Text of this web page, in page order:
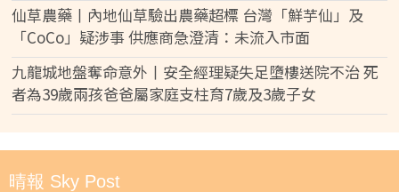
仙草農藥丨內地仙草驗出農藥超標 台灣「鮮芋仙」及
「CoCo」疑涉事 供應商急澄清：未流入市面
九龍城地盤奪命意外丨安全經理疑失足墮樓送院不治 死
者為39歲兩孩爸爸屬家庭支柱育7歲及3歲子女
晴報 Sky Post